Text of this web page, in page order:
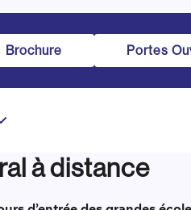
Brochure Portes
à distance